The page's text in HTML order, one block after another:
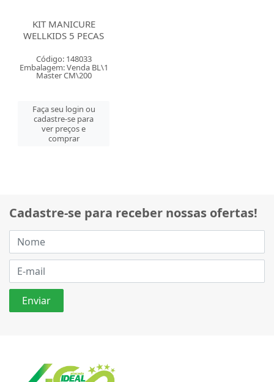
KIT MANICURE
WELLKIDS 5 PECAS
Código: 148033
Embalagem: Venda BL\1
Master CM\200
Faça seu login ou
cadastre-se para
ver preços e
comprar
Cadastre-se para receber nossas ofertas!